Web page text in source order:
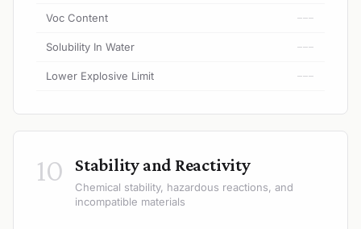
Voc Content ---
Solubility In Water ---
Lower Explosive Limit ---
10 Stability and Reactivity
Chemical stability, hazardous reactions, and
incompatible materials